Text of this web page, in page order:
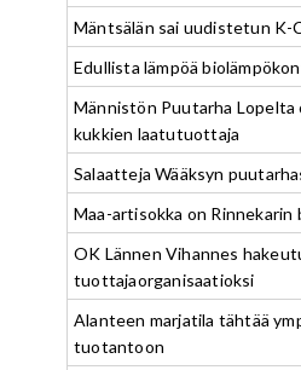
Mäntsälän sai uudistetun K-
Edullista lämpöä
Männistön Puutarha Lopelta
kukkien laatutuottaja
Salaatteja Wääksyn
Maa-artisokka on Rinnekarin
OK Lännen Vihannes
tuottajaorganisaatioksi
Alanteen marjatila tähtää
tuotantoon